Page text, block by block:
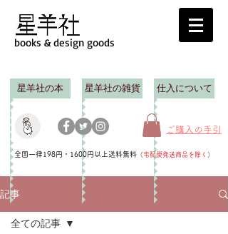
books & design goods
星羊社の本 星羊社の雑貨 仕入について
ご購入の手引
全国一律198円・1600円以上送料無料 （宅配便発送商品を除く ）
記事
全ての記事